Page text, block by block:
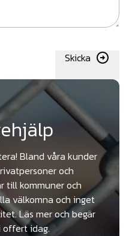
Skicka
Bland våra kunder
och
till kommuner och
välkomna och inget
Läs mer och begär
idag.